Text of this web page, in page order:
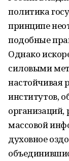
политика
принципе
подобные
Однако
силовыми
настойчивая
институтов,
организаций,
массовой
духовное